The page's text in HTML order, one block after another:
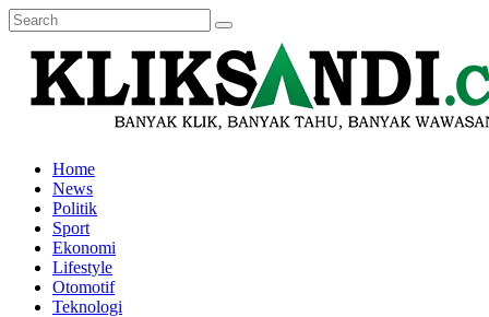
Home
News
Politik
Sport
Ekonomi
Lifestyle
Otomotif
Teknologi